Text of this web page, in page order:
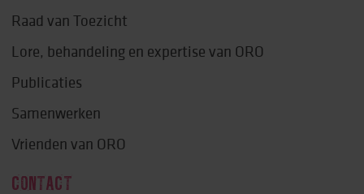
Raad van Toezicht
Lore, behandeling en expertise van ORO
Publicaties
Samenwerken
Vrienden van ORO
CONTACT